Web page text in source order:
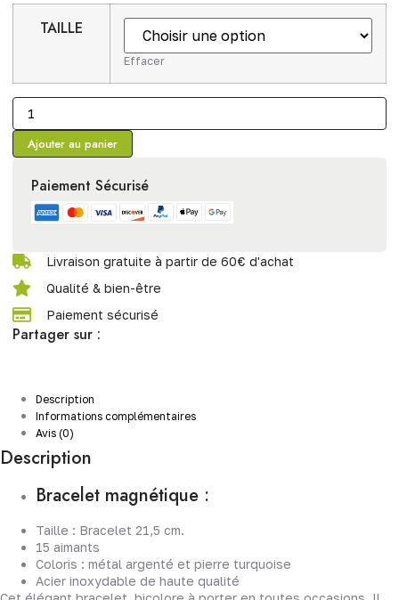
TAILLE
Effacer
Ajouter au panier
Paiement Sécurisé
Livraison gratuite à partir de 60€ d'achat
Qualité & bien-être
Paiement sécurisé
Partager sur :
Description
Informations complémentaires
Avis (0)
Description
Bracelet magnétique :
Taille : Bracelet 21,5 cm.
15 aimants
Coloris : métal argenté et pierre turquoise
Acier inoxydable de haute qualité